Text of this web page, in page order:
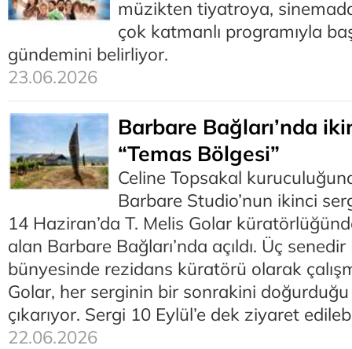
müzikten tiyatroya,
çok katmanlı programıyla
gündemini belirliyor.
23.06.2026
Barbare Bağları’nda
“Temas Bölgesi”
Celine Topsakal
Barbare Studio’nun ikinci
14 Haziran’da T. Melis Golar
alan Barbare Bağları’nda açıldı. Üç
bünyesinde rezidans küratörü olarak
Golar, her serginin bir sonrakini doğurduğu
çıkarıyor. Sergi 10 Eylül’e dek ziyaret
22.06.2026